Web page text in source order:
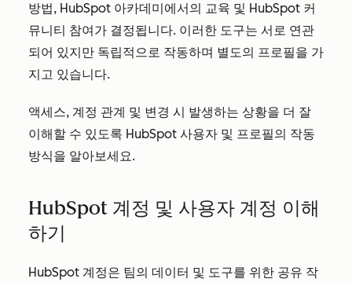
방법, HubSpot 아카데미에서의 교육 및 HubSpot 커
뮤니티 참여가 결정됩니다. 이러한 도구는 서로 연관
되어 있지만 독립적으로 작동하며 별도의 프로필을 가
지고 있습니다.
액세스, 계정 관계 및 변경 시 발생하는 상황을 더 잘
이해할 수 있도록 HubSpot 사용자 및 프로필의 작동
방식을 알아보세요.
HubSpot 계정 및 사용자 계정 이해
하기
HubSpot 계정은 팀의 데이터 및 도구를 위한 공유 작